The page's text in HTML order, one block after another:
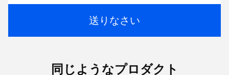
送りなさい
同じようなプロダクト